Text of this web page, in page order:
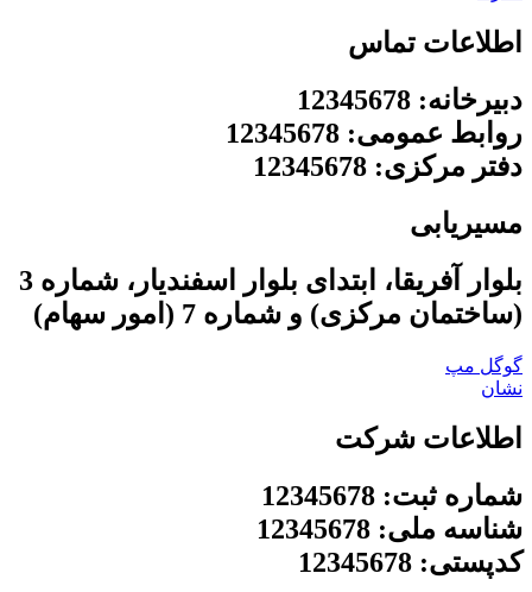
اطلاعات تماس
دبیرخانه: 12345678
روابط عمومی: 12345678
دفتر مرکزی: 12345678
مسیریابی
بلوار آفریقا، ابتدای بلوار اسفندیار، شماره 3
(ساختمان مرکزی) و شماره 7 (امور سهام)
گوگل مپ
نشان
اطلاعات شرکت
شماره ثبت: 12345678
شناسه ملی: 12345678
کدپستی: 12345678